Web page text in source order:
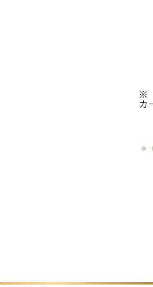
※
カ